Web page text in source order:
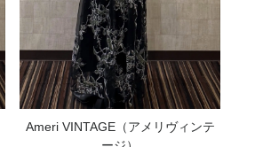
Ameri VINTAGE（アメリヴィンテ